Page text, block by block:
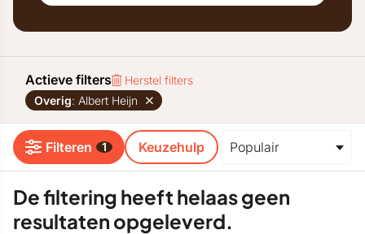
Actieve filters
Herstel filters
Overig: Albert Heijn
Filteren 1 Keuzehulp
De filtering heeft helaas geen
resultaten opgeleverd.